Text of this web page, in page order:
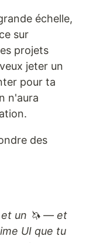
échelle,
sur
projets
jeter un
pour ta
n'aura
des
un 🦄 — et
UI que tu